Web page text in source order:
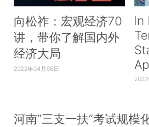
向松祚：宏观经济70
讲，带你了解国内外
经济大局
2022年04月06日
In
2022
河南“三支一扶”考试规模